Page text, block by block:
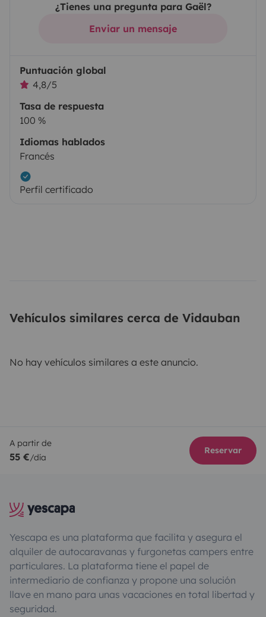
¿Tienes una pregunta para Gaël?
Enviar un mensaje
Puntuación global
4,8/5
Tasa de respuesta
100 %
Idiomas hablados
Francés
Perfil certificado
Vehículos similares cerca de Vidauban
No hay vehículos similares a este anuncio.
A partir de
55 €/día
Reservar
Yescapa es una plataforma que facilita y asegura el
alquiler de autocaravanas y furgonetas campers entre
particulares. La plataforma tiene el papel de
intermediario de confianza y propone una solución
llave en mano para unas vacaciones en total libertad y
seguridad.